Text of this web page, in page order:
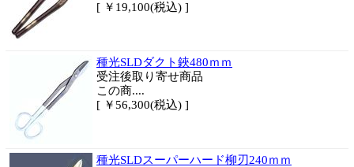
[ ￥19,100(税込) ]
種光SLDダクト鋏480ｍｍ
受注後取り寄せ商品
この商....
[ ￥56,300(税込) ]
種光SLDスーパーハード柳刃240ｍｍ